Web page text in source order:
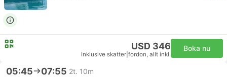
USD 346
Inklusive skatter fordon, allt inkl.
Boka nu
05:45 07:55 2t. 10m